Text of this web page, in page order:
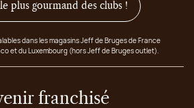
plus gourmand des clubs !
dans les magasins Jeff de Bruges de France
et du Luxembourg (hors Jeff de Bruges outlet).
franchisé